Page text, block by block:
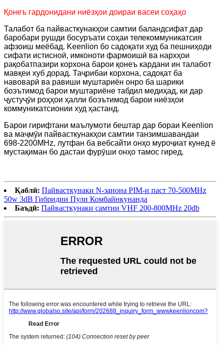
Қонеъ гардонидани ниёзҳои доираи васеи соҳаҳо
Талабот ба пайвасткунакҳои самтии баландсифат дар
баробари рушди босуръати соҳаи телекоммуникатсия
афзоиш меёбад. Keenlion бо садоқати худ ба пешниҳоди
сифати истисноӣ, имконоти фармоишӣ ва нархҳои
рақобатпазири корхона барои қонеъ кардани ин талабот
мавқеи хуб дорад. Таҷрибаи корхона, садоқат ба
навоварӣ ва равиши муштариён онро ба шарики
боэътимод барои муштариёне табдил медиҳад, ки дар
ҷустуҷӯи роҳҳои ҳалли боэътимод барои ниёзҳои
коммуникатсионии худ ҳастанд.
Барои гирифтани маълумоти бештар дар бораи Keenlion
ва маҷмӯи пайвасткунакҳои самтии танзимшавандаи
698-2200MHz, лутфан ба вебсайти онҳо муроҷиат кунед ё
мустақиман бо дастаи фурӯши онҳо тамос гиред.
Қаблӣ: Пайвасткунаки N-занона PIM-и паст 70-500MHz
50w 3dB Гибридии Пули Комбайнкунанда
Баъдӣ: Пайвасткунаки самтии VHF 200-800MHz 20db